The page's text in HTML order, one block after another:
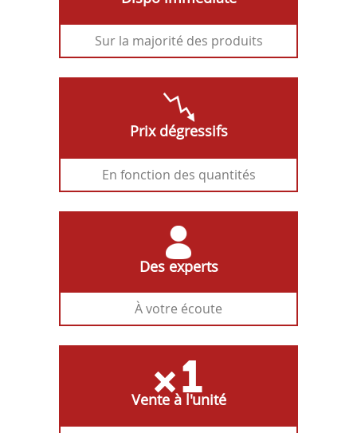
Sur la majorité des produits
Prix dégressifs
En fonction des quantités
Des experts
À votre écoute
Vente à l'unité